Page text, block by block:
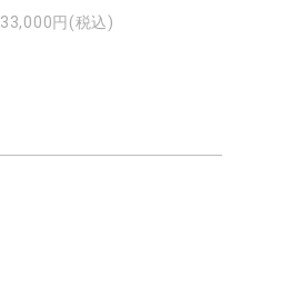
33,000円(税込)